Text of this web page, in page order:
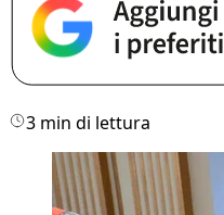
3 min di lettura